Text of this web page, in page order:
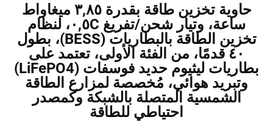
حاوية تخزين طاقة بقدرة ٣,٨٥ ميغاواط
ساعة، وتيار شحن/تفريغ ٠,٥C، لنظام
تخزين الطاقة بالبطاريات (BESS)، بطول
٤٠ قدمًا، من الفئة الأولى، تعتمد على
بطاريات ليثيوم حديد فوسفات (LiFePO4)
وتبريد هوائي، مُخصصة لمزارع الطاقة
الشمسية المتصلة بالشبكة وكمصدر
احتياطي للطاقة